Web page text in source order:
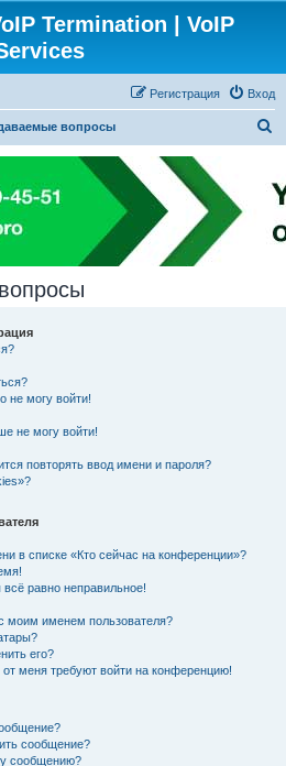
Termination | VoIP
Вход
Регистрация
вопросы
с
к
не могу войти!
не могу войти!
повторять ввод имени и пароля?
в списке «Кто сейчас на конференции»?
равно неправильное!
моим именем пользователя?
его?
меня требуют войти на конференцию!
сообщение?
сообщению?